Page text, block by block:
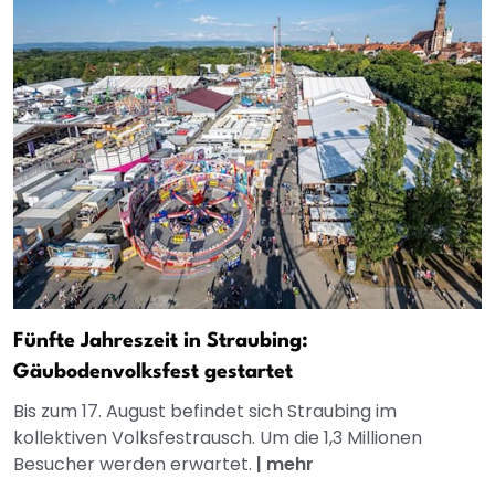
Fünfte Jahreszeit in Straubing:
Gäubodenvolksfest gestartet
Bis zum 17. August befindet sich Straubing im
kollektiven Volksfestrausch. Um die 1,3 Millionen
Besucher werden erwartet. | mehr